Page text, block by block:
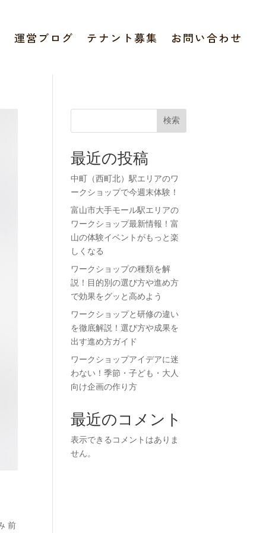
運営ブログ テナント募集 お問い合わせ
前
検索
最近の投稿
中町（西町北）駅エリアのワ
ークショップで今週末体験！
富山市大手モール駅エリアの
ワークショップ最新情報！富
山の体験イベントがもっと楽
しくなる
ワークショップの種類を解
説！目的別の選び方や進め方
で効果をグッと高めよう
ワークショップと研修の違い
を徹底解説！選び方や成果を
出す進め方ガイド
ワークショップアイデアに迷
わない！季節・子ども・大人
向け企画の作り方
最近のコメント
表示できるコメントはありま
せん。